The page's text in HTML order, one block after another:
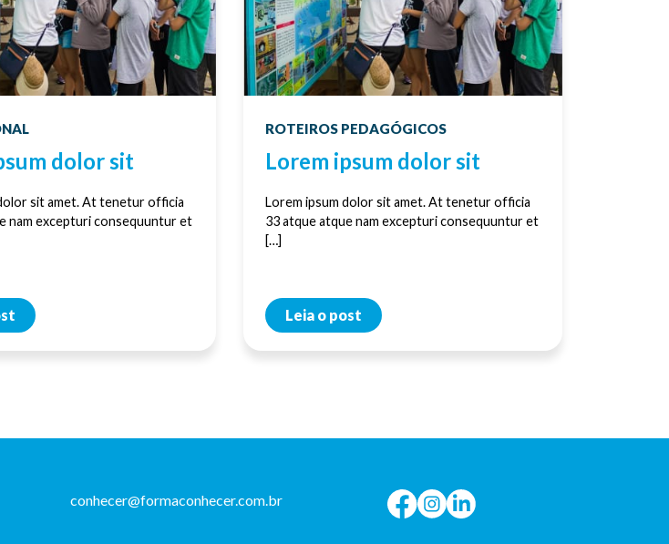
dolor sit
sit amet. At tenetur officia
nam excepturi consequuntur et
ROTEIROS PEDAGÓGICOS
Lorem ipsum dolor sit
Lorem ipsum dolor sit amet. At tenetur officia
33 atque atque nam excepturi consequuntur et
[…]
Leia o post
conhecer@formaconhecer.com.br